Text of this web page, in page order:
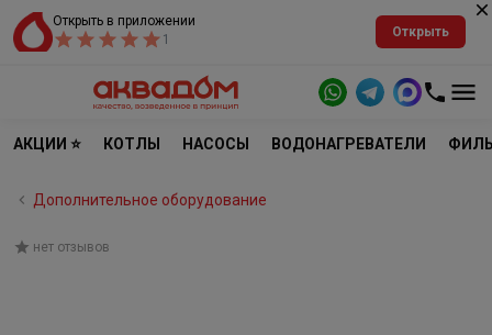
Открыть в приложении
1
Открыть
АКЦИИ ⭐ КОТЛЫ НАСОСЫ ВОДОНАГРЕВАТЕЛИ
Дополнительное оборудование
нет отзывов